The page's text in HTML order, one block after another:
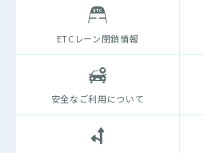
ETCレーン閉鎖情報
安全なご利用について